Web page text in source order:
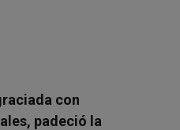
con
padeció la